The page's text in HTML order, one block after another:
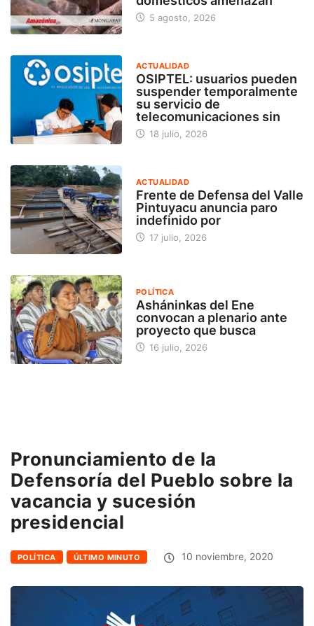
5 agosto, 2026
ACTUALIDAD
OSIPTEL: usuarios pueden
suspender temporalmente
su servicio de
telecomunicaciones sin
18 julio, 2026
ACTUALIDAD
Frente de Defensa del Valle
Pintuyacu anuncia paro
indefinido por
17 julio, 2026
POLÍTICA
Asháninkas del Ene
convocan a plenario ante
proyecto que busca
16 julio, 2026
Pronunciamiento de la
Defensoría del Pueblo sobre la
vacancia y sucesión
presidencial
POLÍTICA ÚLTIMO MINUTO 10 noviembre, 2020